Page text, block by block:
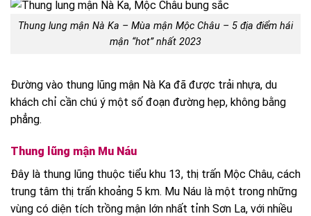
Thung lung mận Nà Ka – Mùa mận Mộc Châu – 5 địa điểm hái
mận “hot” nhất 2023
Đường vào thung lũng mận Nà Ka đã được trải nhựa, du
khách chỉ cần chú ý một số đoạn đường hẹp, không bằng
phẳng.
Thung lũng mận Mu Náu
Đây là thung lũng thuộc tiểu khu 13, thị trấn Mộc Châu, cách
trung tâm thị trấn khoảng 5 km. Mu Náu là một trong những
vùng có diện tích trồng mận lớn nhất tỉnh Sơn La, với nhiều